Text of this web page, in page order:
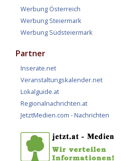
Werbung Österreich
Werbung Steiermark
Werbung Südsteiermark
Partner
Inserate.net
Veranstaltungskalender.net
Lokalguide.at
Regionalnachrichten.at
JetztMedien.com - Nachrichten